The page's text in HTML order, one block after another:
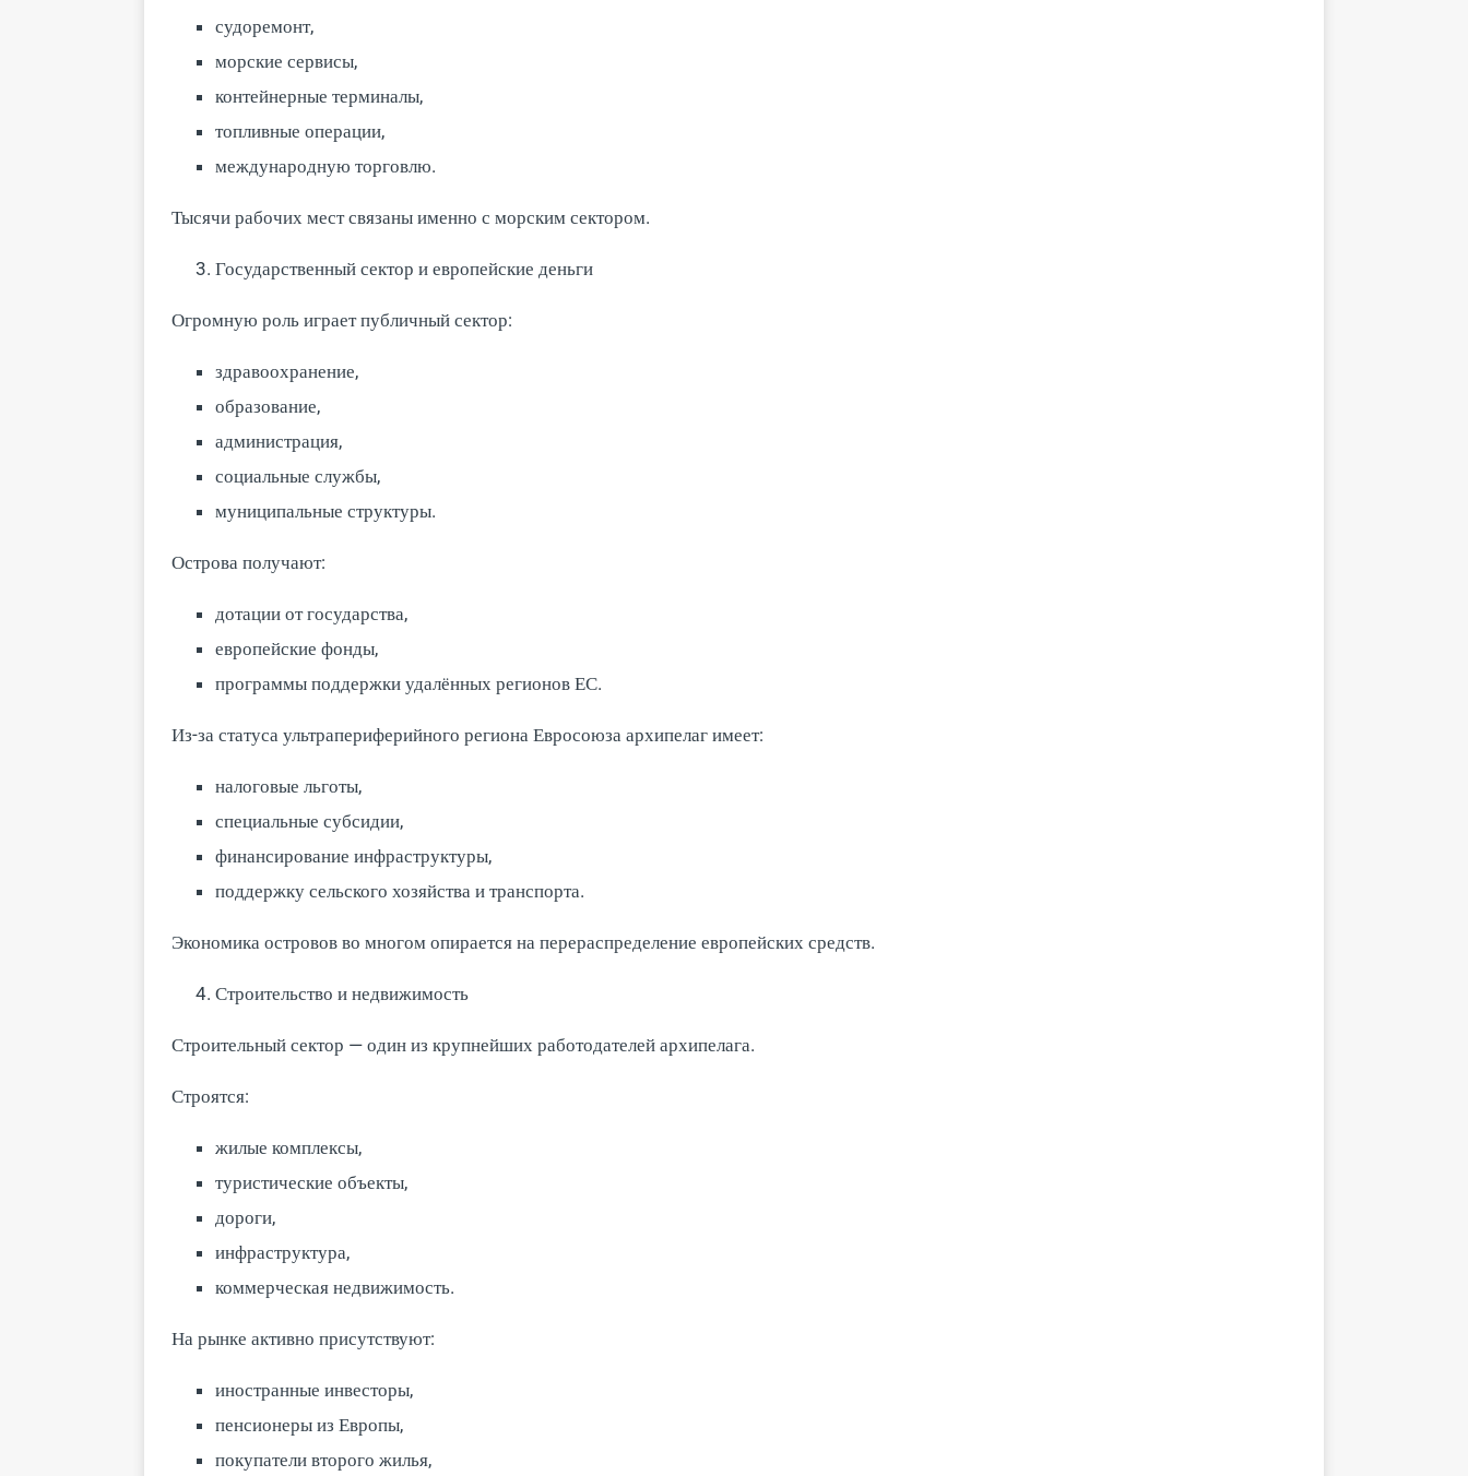
судоремонт,
морские сервисы,
контейнерные терминалы,
топливные операции,
международную торговлю.
Тысячи рабочих мест связаны именно с морским сектором.
Государственный сектор и европейские деньги
Огромную роль играет публичный сектор:
здравоохранение,
образование,
администрация,
социальные службы,
муниципальные структуры.
Острова получают:
дотации от государства,
европейские фонды,
программы поддержки удалённых регионов ЕС.
Из-за статуса ультрапериферийного региона Евросоюза архипелаг имеет:
налоговые льготы,
специальные субсидии,
финансирование инфраструктуры,
поддержку сельского хозяйства и транспорта.
Экономика островов во многом опирается на перераспределение европейских средств.
Строительство и недвижимость
Строительный сектор — один из крупнейших работодателей архипелага.
Строятся:
жилые комплексы,
туристические объекты,
дороги,
инфраструктура,
коммерческая недвижимость.
На рынке активно присутствуют:
иностранные инвесторы,
пенсионеры из Европы,
покупатели второго жилья,